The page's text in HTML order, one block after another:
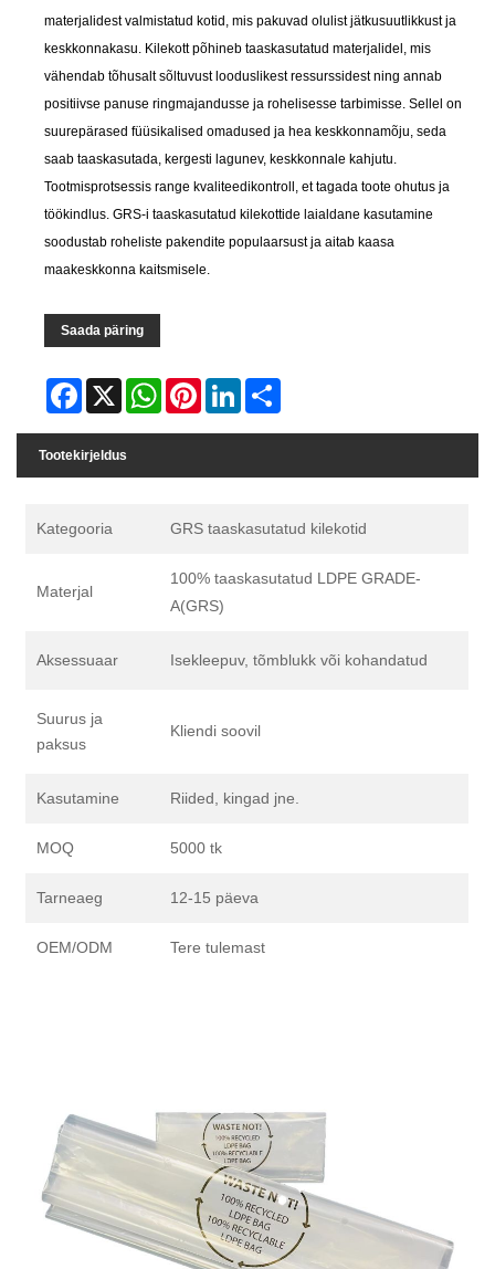
materjalidest valmistatud kotid, mis pakuvad olulist jätkusuutlikkust ja
keskkonnakasu. Kilekott põhineb taaskasutatud materjalidel, mis
vähendab tõhusalt sõltuvust looduslikest ressurssidest ning annab
positiivse panuse ringmajandusse ja rohelisesse tarbimisse. Sellel on
suurepärased füüsikalised omadused ja hea keskkonnamõju, seda
saab taaskasutada, kergesti lagunev, keskkonnale kahjutu.
Tootmisprotsessis range kvaliteedikontroll, et tagada toote ohutus ja
töökindlus. GRS-i taaskasutatud kilekottide laialdane kasutamine
soodustab roheliste pakendite populaarsust ja aitab kaasa
maakeskkonna kaitsmisele.
Saada päring
Facebook
X WhatsAppPinterestLinkedIn
Tootekirjeldus
Kategooria GRS taaskasutatud kilekotid
Materjal
100% taaskasutatud LDPE GRADE-
A(GRS)
Aksessuaar Isekleepuv, tõmblukk või kohandatud
Suurus ja
paksus
Kliendi soovil
Kasutamine Riided, kingad jne.
MOQ 5000 tk
Tarneaeg 12-15 päeva
OEM/ODM Tere tulemast